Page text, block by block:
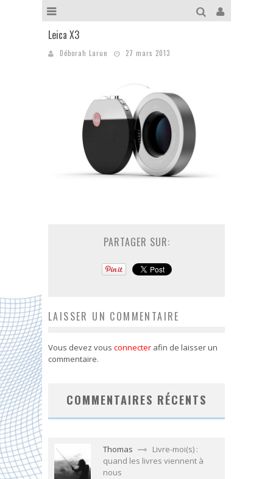
Leica X3
Déborah Larue 27 mars 2013
PARTAGER SUR:
LAISSER UN COMMENTAIRE
Vous devez vous connecter afin de laisser un
commentaire.
COMMENTAIRES RÉCENTS
Thomas
Livre-moi(s) :
quand les livres viennent à
nous